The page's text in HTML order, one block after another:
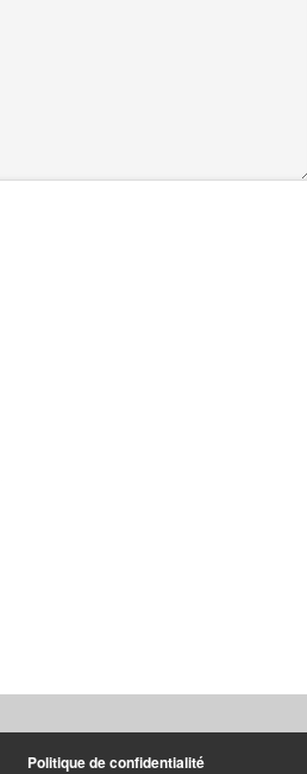
Politique de confidentialité